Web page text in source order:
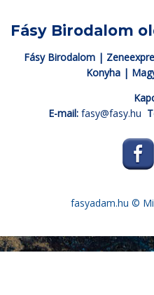
Fásy Birodalom
Fásy Birodalom |
Konyha |
E-mail: fasy@fasy.hu
fasyadam.hu ©